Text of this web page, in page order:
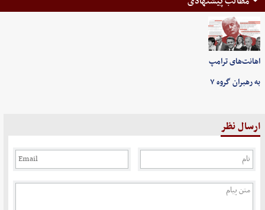
اهانت‌های ترامپ
به رهبران گروه ۷
ارسال نظر